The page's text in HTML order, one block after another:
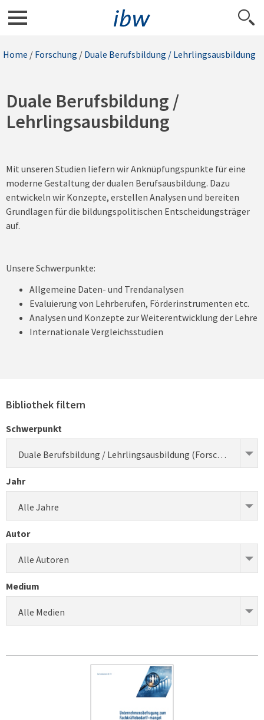
Home / Forschung / Duale Berufsbildung / Lehrlingsausbildung
Duale Berufsbildung /
Lehrlingsausbildung
Mit unseren Studien liefern wir Anknüpfungspunkte für eine
moderne Gestaltung der dualen Berufsausbildung. Dazu
entwickeln wir Konzepte, erstellen Analysen und bereiten
Grundlagen für die bildungspolitischen Entscheidungsträger
auf.
Unsere Schwerpunkte:
Allgemeine Daten- und Trendanalysen
Evaluierung von Lehrberufen, Förderinstrumenten etc.
Analysen und Konzepte zur Weiterentwicklung der Lehre
Internationale Vergleichsstudien
Bibliothek filtern
Schwerpunkt
Duale Berufsbildung / Lehrlingsausbildung (Forschung)
Jahr
Alle Jahre
Autor
Alle Autoren
Medium
Alle Medien